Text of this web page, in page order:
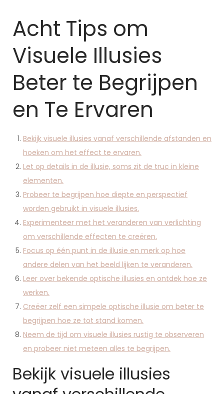
Acht Tips om
Visuele Illusies
Beter te Begrijpen
en Te Ervaren
Bekijk visuele illusies vanaf verschillende afstanden en
hoeken om het effect te ervaren.
Let op details in de illusie, soms zit de truc in kleine
elementen.
Probeer te begrijpen hoe diepte en perspectief
worden gebruikt in visuele illusies.
Experimenteer met het veranderen van verlichting
om verschillende effecten te creëren.
Focus op één punt in de illusie en merk op hoe
andere delen van het beeld lijken te veranderen.
Leer over bekende optische illusies en ontdek hoe ze
werken.
Creëer zelf een simpele optische illusie om beter te
begrijpen hoe ze tot stand komen.
Neem de tijd om visuele illusies rustig te observeren
en probeer niet meteen alles te begrijpen.
Bekijk visuele illusies